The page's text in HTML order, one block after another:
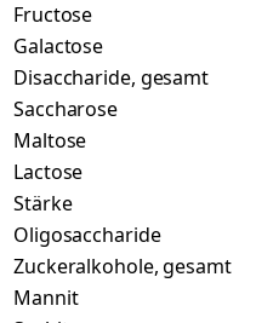
Fructose
Galactose
Disaccharide, gesamt
Saccharose
Maltose
Lactose
Stärke
Oligosaccharide
Zuckeralkohole, gesamt
Mannit